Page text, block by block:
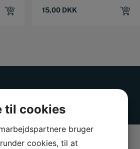
15,00 DKK
til cookies
bruger
cookies, til at